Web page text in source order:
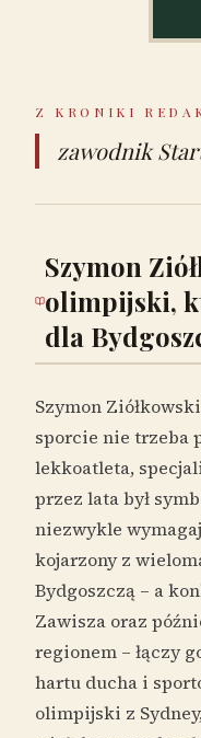
Z KRONIKI
zawodnik
Szymon
olimpijski,
dla
Szymon
sporcie nie trzeba
lekkoatleta,
przez lata był
niezwykle
kojarzony z
Bydgoszczą – a
Zawisza oraz
regionem – łączy
hartu ducha i
olimpijski z